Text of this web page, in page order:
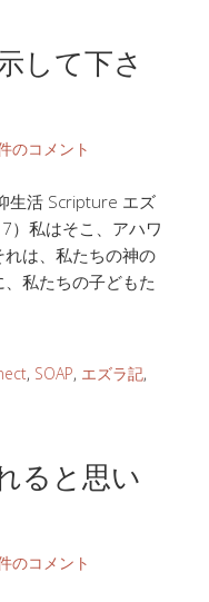
して下さ
のコメント
生活 Scripture エズ
私はそこ、アハワ
は、私たちの神の
私たちの子どもた
, SOAP, エズラ記,
ると思い
のコメント